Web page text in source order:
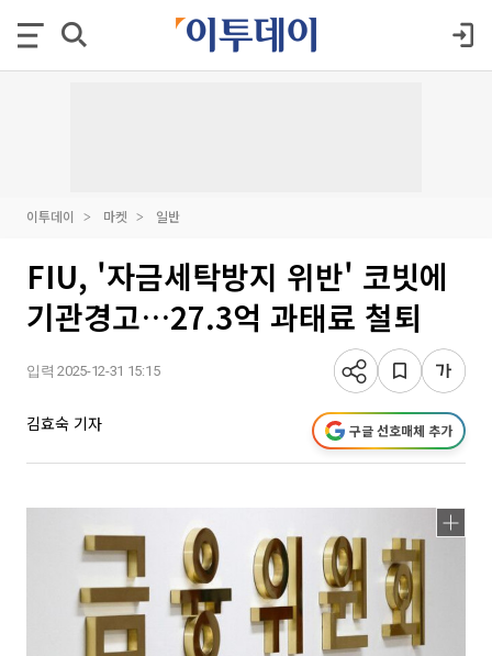
이투데이 마켓 일반
FIU, '자금세탁방지 위반' 코빗에
기관경고…27.3억 과태료 철퇴
입력 2025-12-31 15:15
김효숙 기자 구글 선호매체 추가